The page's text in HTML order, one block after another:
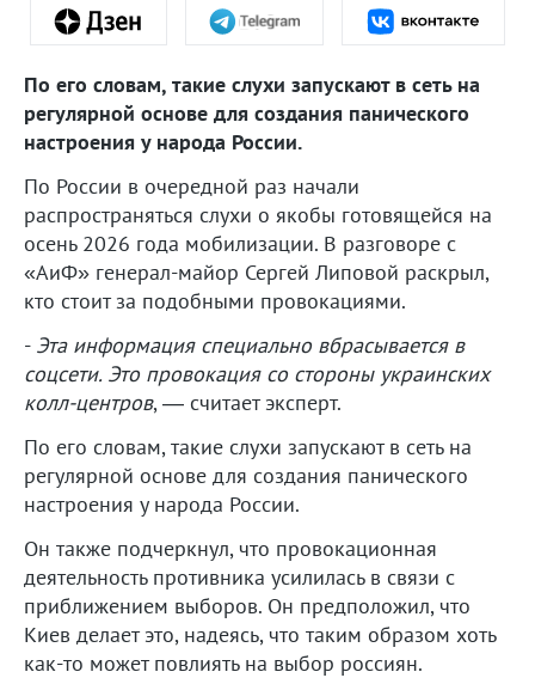
По его словам, такие слухи запускают в сеть на
регулярной основе для создания панического
настроения у народа России.
По России в очередной раз начали
распространяться слухи о якобы готовящейся на
осень 2026 года мобилизации. В разговоре с
«АиФ» генерал-майор Сергей Липовой раскрыл,
кто стоит за подобными провокациями.
- Эта информация специально вбрасывается в
соцсети. Это провокация со стороны украинских
колл-центров, — считает эксперт.
По его словам, такие слухи запускают в сеть на
регулярной основе для создания панического
настроения у народа России.
Он также подчеркнул, что провокационная
деятельность противника усилилась в связи с
приближением выборов. Он предположил, что
Киев делает это, надеясь, что таким образом хоть
как-то может повлиять на выбор россиян.